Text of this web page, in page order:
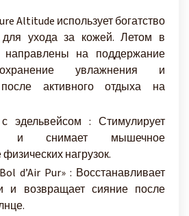
Altitude использует богатство
для ухода за кожей. Летом в
на поддержание
увлажнения и
после активного отдыха на
эдельвейсом : Стимулирует
и снимает мышечное
нагрузок.
d’Air Pur» : Восстанавливает
и возвращает сияние после